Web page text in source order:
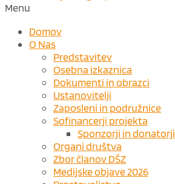
Menu
Domov
O Nas
Predstavitev
Osebna izkaznica
Dokumenti in obrazci
Ustanovitelji
Zaposleni in podružnice
Sofinancerji projekta
Sponzorji in donatorji
Organi društva
Zbor članov DŠZ
Medijske objave 2026